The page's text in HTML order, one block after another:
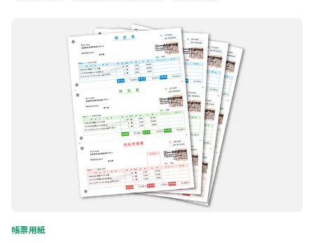
帳票用紙